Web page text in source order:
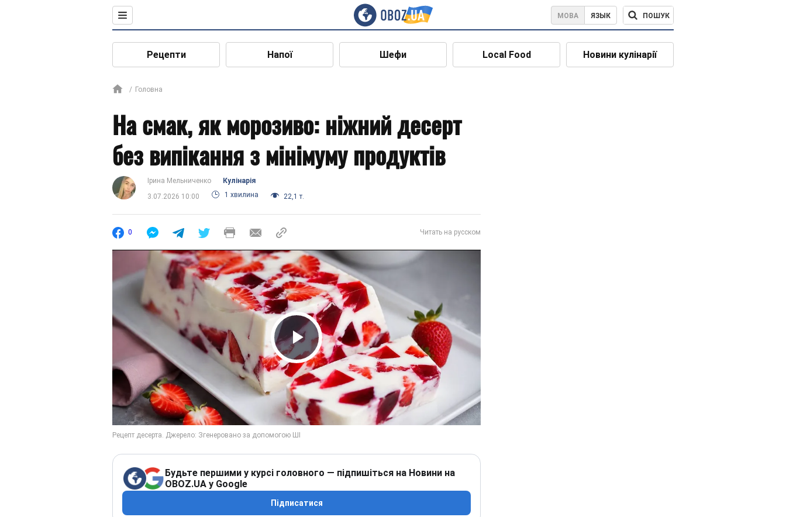
МОВА ЯЗЫК ПОШУК
Рецепти Напої Шефи Local Food Новини кулінарії
Головна
На смак, як морозиво: ніжний десерт
без випікання з мінімуму продуктів
Ірина Мельниченко
Кулінарія
3.07.2026 10:00
1 хвилина 22,1 т.
0 Читать на русском
Play Video
Будьте першими у курсі головного — підпишіться на Новини на
OBOZ.UA у Google
Підписатися